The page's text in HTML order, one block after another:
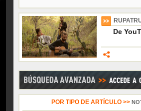
De
POR TIPO DE ARTÍCULO >>